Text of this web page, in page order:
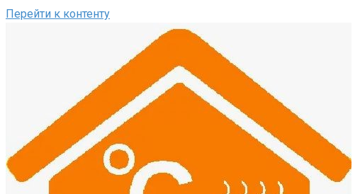
Перейти к контенту